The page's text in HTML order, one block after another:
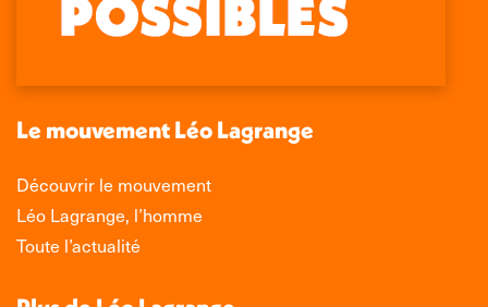
s'ouvre
une
fenêtre
s'ouvre
une
fenêtre
s'ouvre
une
fenêtre
s'ouvre
une
nouvelle
fenêtre
Le mouvement Léo Lagrange
Découvrir le mouvement
Léo Lagrange, l’homme
Toute l’actualité